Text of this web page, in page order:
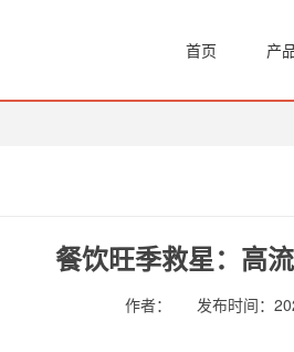
首页 产
餐饮旺季救星：高
作者： 发布时间：